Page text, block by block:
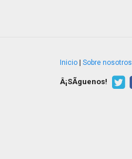
Inicio Sobre nosotros
Â¡SÃ­guenos!